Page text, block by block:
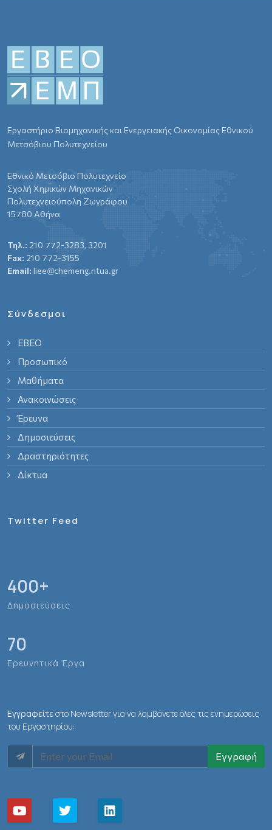
Εργαστήριο Βιομηχανικής και Ενεργειακής Οικονομίας Εθνικού
Μετσόβιου Πολυτεχνείου
Εθνικό Μετσόβιο Πολυτεχνείο
Σχολή Χημικών Μηχανικών
Πολυτεχνειούπολη Ζωγράφου
15780 Αθήνα
Τηλ.: 210 772-3283, 3201
Fax: 210 772-3155
Email: liee@chemeng.ntua.gr
Σύνδεσμοι
ΕΒΕΟ
Προσωπικό
Μαθήματα
Ανακοινώσεις
Έρευνα
Δημοσιεύσεις
Δραστηριότητες
Δίκτυα
Twitter Feed
400+
Δημοσιεύσεις
70
Ερευνητικά Έργα
Εγγραφείτεστο Newsletter για να λαμβάνετε όλες τις ενημερώσεις
του Εργαστηρίου:
Εγγραφή